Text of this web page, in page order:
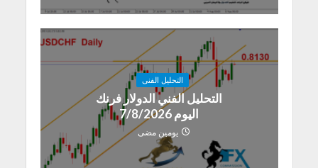
التحليل الفنى
التحليل الفني الدولار فرنك
اليوم 7/8/2026
يومين مضى